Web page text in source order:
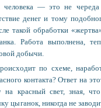
— это не череда
денег и тому
такой обработки
Работа выполнена,
добычи.
по схеме,
контакта? Ответ на
красный свет, зная,
цыганок, никогда не